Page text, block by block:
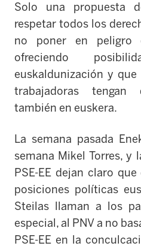
Solo una propuesta
respetar todos los
no poner en peligro
ofreciendo
euskaldunización y
trabajadoras
también en euskera.
La semana pasada
semana Mike l Torres, y
PSE-EE dejan claro
posiciones políticas
Steilas llaman a los
especial, al PNV a no
PSE-EE en la